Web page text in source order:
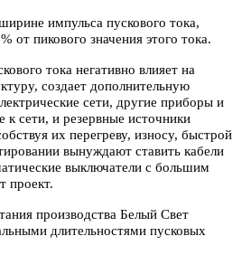
импульса пускового тока,
от пикового значения этого тока.
тока негативно влияет на
создает дополнительную
сети, другие приборы и
к сети, и резервные источники
их перегреву, износу, быстрой
вынуждают ставить кабели
выключатели с большим
проект.
производства Белый Свет
длительностями пусковых